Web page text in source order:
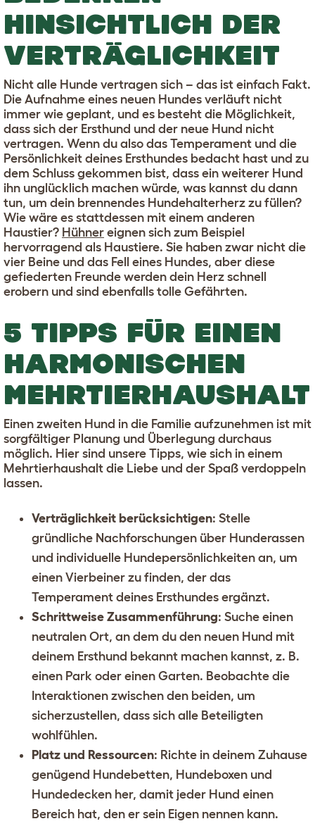
HINSICHTLICH DER
VERTRÄGLICHKEIT
Nicht alle Hunde vertragen sich – das ist einfach Fakt.
Die Aufnahme eines neuen Hundes verläuft nicht
immer wie geplant, und es besteht die Möglichkeit,
dass sich der Ersthund und der neue Hund nicht
vertragen. Wenn du also das Temperament und die
Persönlichkeit deines Ersthundes bedacht hast und zu
dem Schluss gekommen bist, dass ein weiterer Hund
ihn unglücklich machen würde, was kannst du dann
tun, um dein brennendes Hundehalterherz zu füllen?
Wie wäre es stattdessen mit einem anderen
Haustier? Hühner eignen sich zum Beispiel
hervorragend als Haustiere. Sie haben zwar nicht die
vier Beine und das Fell eines Hundes, aber diese
gefiederten Freunde werden dein Herz schnell
erobern und sind ebenfalls tolle Gefährten.
5 TIPPS FÜR EINEN
HARMONISCHEN
MEHRTIERHAUSHALT
Einen zweiten Hund in die Familie aufzunehmen ist mit
sorgfältiger Planung und Überlegung durchaus
möglich. Hier sind unsere Tipps, wie sich in einem
Mehrtierhaushalt die Liebe und der Spaß verdoppeln
lassen.
Verträglichkeit berücksichtigen: Stelle
gründliche Nachforschungen über Hunderassen
und individuelle Hundepersönlichkeiten an, um
einen Vierbeiner zu finden, der das
Temperament deines Ersthundes ergänzt.
Schrittweise Zusammenführung: Suche einen
neutralen Ort, an dem du den neuen Hund mit
deinem Ersthund bekannt machen kannst, z. B.
einen Park oder einen Garten. Beobachte die
Interaktionen zwischen den beiden, um
sicherzustellen, dass sich alle Beteiligten
wohlfühlen.
Platz und Ressourcen: Richte in deinem Zuhause
genügend Hundebetten, Hundeboxen und
Hundedecken her, damit jeder Hund einen
Bereich hat, den er sein Eigen nennen kann.